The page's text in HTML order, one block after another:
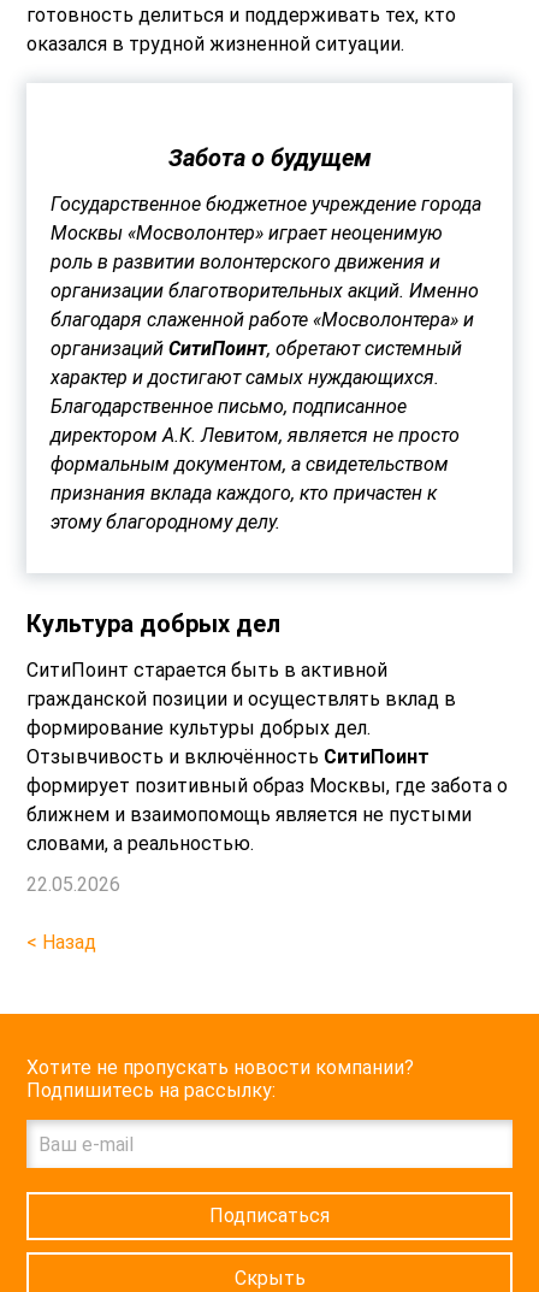
готовность делиться и поддерживать тех, кто
оказался в трудной жизненной ситуации.
Забота о будущем
Государственное бюджетное учреждение города
Москвы «Мосволонтер» играет неоценимую
роль в развитии волонтерского движения и
организации благотворительных акций. Именно
благодаря слаженной работе «Мосволонтера» и
организацийСитиПоинт, обретают системный
характер и достигают самых нуждающихся.
Благодарственное письмо, подписанное
директором А.К. Левитом, является не просто
формальным документом, а свидетельством
признания вклада каждого, кто причастен к
этому благородному делу.
Культура добрых дел
СитиПоинт старается быть в активной
гражданской позиции и осуществлять вклад в
формирование культуры добрых дел.
Отзывчивость и включённость СитиПоинт
формирует позитивный образ Москвы, где забота о
ближнем и взаимопомощь является не пустыми
словами, а реальностью.
22.05.2026
< Назад
Хотите не пропускать новости компании?
Подпишитесь на рассылку:
Подписаться
Скрыть